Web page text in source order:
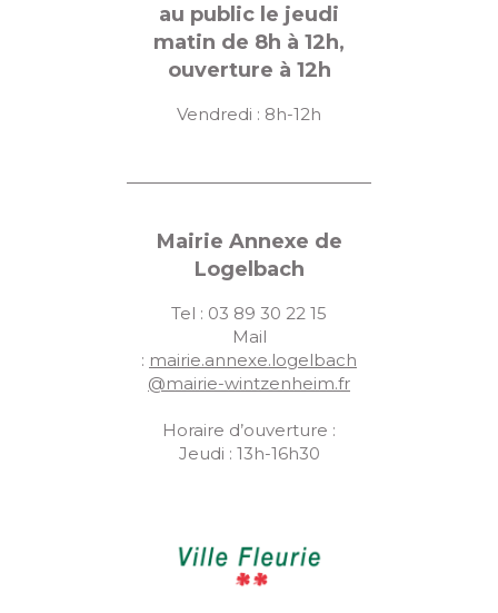
au public le jeudi
matin de 8h à 12h,
ouverture à 12h
Vendredi : 8h-12h
Mairie Annexe de
Logelbach
Tel : 03 89 30 22 15
Mail
: mairie.annexe.logelbach
@mairie-wintzenheim.fr
Horaire d’ouverture :
Jeudi : 13h-16h30